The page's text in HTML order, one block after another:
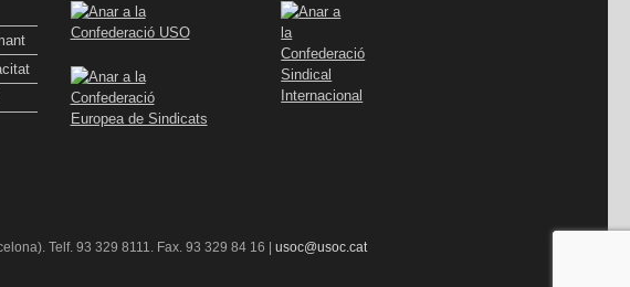
Telf. 93 329 8111. Fax. 93 329 84 16 | usoc@usoc.cat